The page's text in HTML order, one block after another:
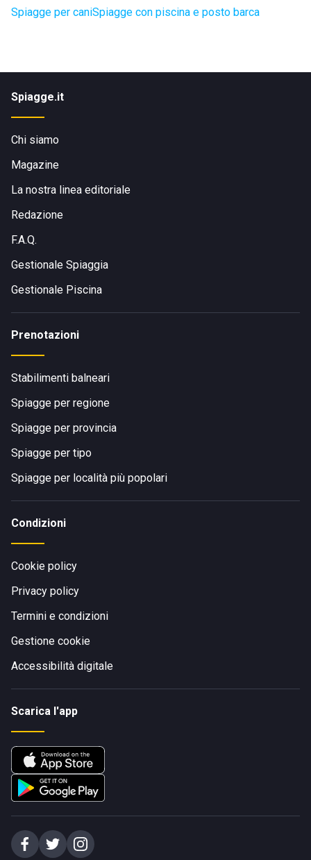
Spiagge per caniSpiagge con piscina e posto barca
Spiagge.it
Chi siamo
Magazine
La nostra linea editoriale
Redazione
F.A.Q.
Gestionale Spiaggia
Gestionale Piscina
Prenotazioni
Stabilimenti balneari
Spiagge per regione
Spiagge per provincia
Spiagge per tipo
Spiagge per località più popolari
Condizioni
Cookie policy
Privacy policy
Termini e condizioni
Gestione cookie
Accessibilità digitale
Scarica l'app